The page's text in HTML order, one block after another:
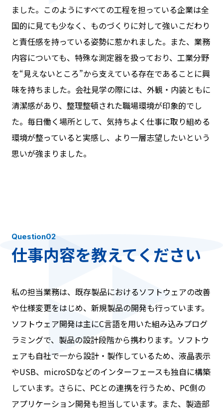
ました。このようにすべての工程を担っている企業は全
国的に見ても少なく、ものづくりに対して強いこだわり
と責任感を持っている姿勢に惹かれました。また、業務
内容についても、特殊な測定器を扱っており、工業分野
を“見えないところ”から支えている存在であることに興
味を持ちました。会社見学の際には、外観・内装ともに
清潔感があり、整理整頓された職場環境が印象的でし
た。毎日働く場所として、気持ちよく仕事に取り組める
環境が整っていると実感し、より一層志望したいという
思いが強まりました。
Question02
仕事内容を教えてください
私の担当業務は、既存製品におけるソフトウェアの改善
や仕様変更をはじめ、新規製品の開発も行っています。
ソフトウェア開発は主にC言語を用いた組み込みプログ
ラミングで、製品の設計段階から携わります。ソフトウ
ェアも自社で一から設計・製作しているため、液晶表示
やUSB、microSDなどのインターフェースも独自に構築
しています。さらに、PCとの連携を行うため、PC側の
アプリケーション開発も担当しています。また、製造部